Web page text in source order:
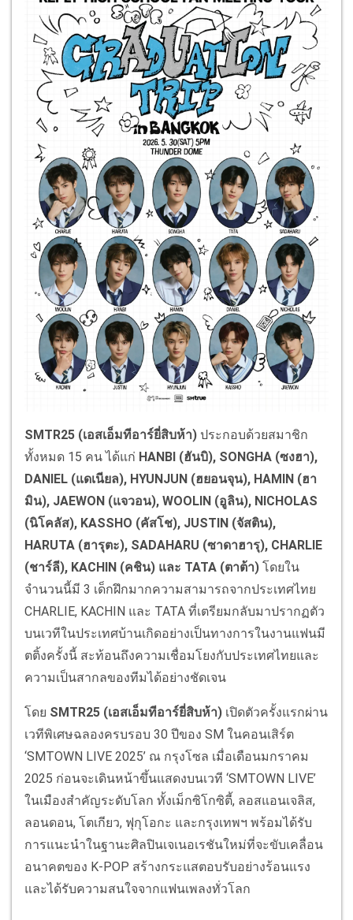
SMTR25 (เอสเอ็มทีอาร์ยี่สิบห้า) ประกอบด้วยสมาชิก
ทั้งหมด 15 คน ได้แก่ HANBI (ฮันบิ), SONGHA (ซงฮา),
DANIEL (แดเนียล), HYUNJUN (ฮยอนจุน), HAMIN (ฮา
มิน), JAEWON (แจวอน), WOOLIN (อูลิน), NICHOLAS
(นิโคลัส), KASSHO (คัสโช), JUSTIN (จัสติน),
HARUTA (ฮารุตะ), SADAHARU (ซาดาฮารุ), CHARLIE
(ชาร์ลี), KACHIN (คชิน) และ TATA (ตาต้า) โดยใน
จำนวนนี้มี 3 เด็กฝึกมากความสามารถจากประเทศไทย
CHARLIE, KACHIN และ TATA ที่เตรียมกลับมาปรากฏตัว
บนเวทีในประเทศบ้านเกิดอย่างเป็นทางการในงานแฟนมี
ตติ้งครั้งนี้ สะท้อนถึงความเชื่อมโยงกับประเทศไทยและ
ความเป็นสากลของทีมได้อย่างชัดเจน
โดย SMTR25 (เอสเอ็มทีอาร์ยี่สิบห้า) เปิดตัวครั้งแรกผ่าน
เวทีพิเศษฉลองครบรอบ 30 ปีของ SM ในคอนเสิร์ต
‘SMTOWN LIVE 2025’ ณ กรุงโซล เมื่อเดือนมกราคม
2025 ก่อนจะเดินหน้าขึ้นแสดงบนเวที ‘SMTOWN LIVE’
ในเมืองสำคัญระดับโลก ทั้งเม็กซิโกซิตี้, ลอสแอนเจลิส,
ลอนดอน, โตเกียว, ฟุกุโอกะ และกรุงเทพฯ พร้อมได้รับ
การแนะนำในฐานะศิลปินเจเนอเรชันใหม่ที่จะขับเคลื่อน
อนาคตของ K-POP สร้างกระแสตอบรับอย่างร้อนแรง
และได้รับความสนใจจากแฟนเพลงทั่วโลก